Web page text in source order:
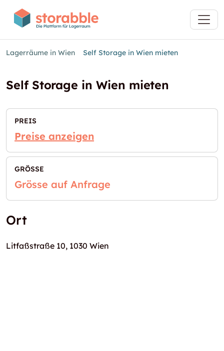
Lagerräume in Wien Self Storage in Wien mieten
Self Storage in Wien mieten
PREIS
Preise anzeigen
GRÖSSE
Grösse auf Anfrage
Ort
Litfaßstraße 10, 1030 Wien